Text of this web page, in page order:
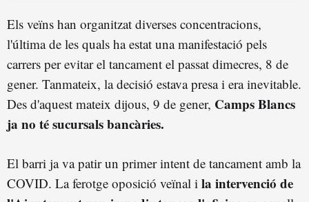
Els veïns han organitzat diverses concentracions,
l'última de les quals ha estat una manifestació pels
carrers per evitar el tancament el passat dimecres, 8 de
gener. Tanmateix, la decisió estava presa i era inevitable.
Des d'aquest mateix dijous, 9 de gener, Camps Blancs
ja no té sucursals bancàries.
El barri ja va patir un primer intent de tancament amb la
COVID. La ferotge oposició veïnal i la intervenció de